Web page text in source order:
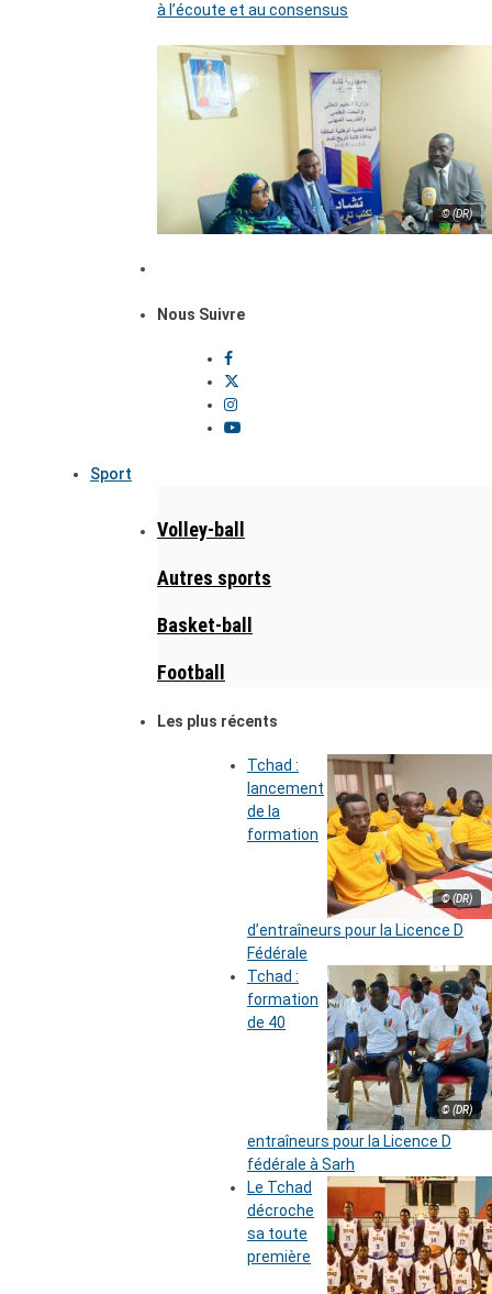
à l’écoute et au consensus
© (DR)
Nous Suivre
Sport
Volley-ball
Autres sports
Basket-ball
Football
Les plus récents
© (DR)
Tchad :
lancement
de la
formation
d’entraîneurs pour la Licence D
Fédérale
© (DR)
Tchad :
formation
de 40
entraîneurs pour la Licence D
fédérale à Sarh
Le Tchad
décroche
sa toute
première